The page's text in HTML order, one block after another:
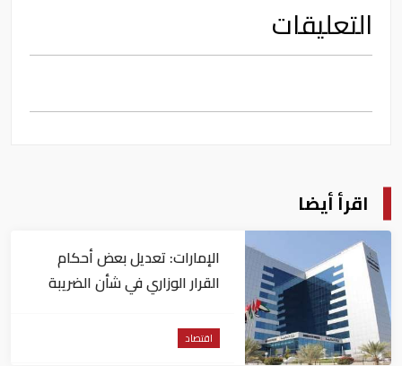
التعليقات
اقرأ أيضا
الإمارات: تعديل بعض أحكام
القرار الوزاري في شأن الضريبة
اقتصاد